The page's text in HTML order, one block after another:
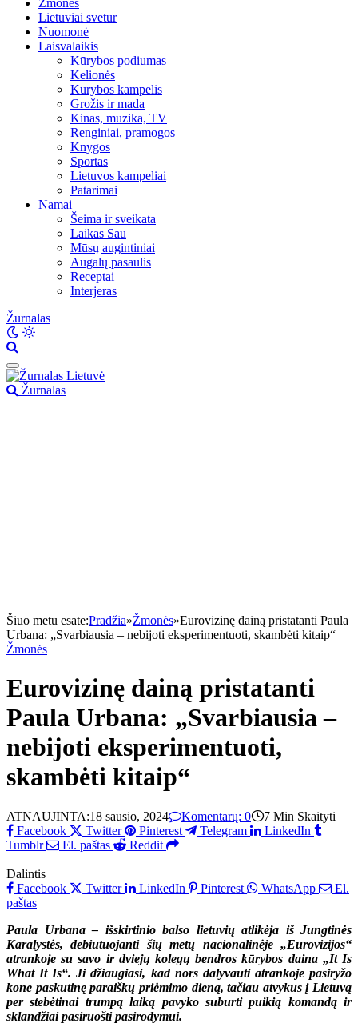
Žmonės
Lietuviai svetur
Nuomonė
Laisvalaikis
Kūrybos podiumas
Kelionės
Kūrybos kampelis
Grožis ir mada
Kinas, muzika, TV
Renginiai, pramogos
Knygos
Sportas
Lietuvos kampeliai
Patarimai
Namai
Šeima ir sveikata
Laikas Sau
Mūsų augintiniai
Augalų pasaulis
Receptai
Interjeras
Žurnalas
Žurnalas
Šiuo metu esate:Pradžia»Žmonės»Eurovizinę dainą pristatanti Paula
Urbana: „Svarbiausia – nebijoti eksperimentuoti, skambėti kitaip“
Žmonės
Eurovizinę dainą pristatanti
Paula Urbana: „Svarbiausia –
nebijoti eksperimentuoti,
skambėti kitaip“
ATNAUJINTA:18 sausio, 2024 Komentarų: 0
7 Min Skaityti
Facebook
Twitter Pinterest Telegram
LinkedIn
Tumblr
El. paštas Reddit
Dalintis
Facebook
Twitter LinkedIn Pinterest WhatsApp
El.
paštas
Paula Urbana – išskirtinio balso lietuvių atlikėja iš Jungtinės
Karalystės, debiutuojanti šių metų nacionalinėje „Eurovizijos“
atrankoje su savo ir dviejų kolegų bendros kūrybos daina „It Is
What It Is“. Ji džiaugiasi, kad nors dalyvauti atrankoje pasiryžo
kone paskutinę paraiškų priėmimo dieną, tačiau atvykus į Lietuvą
per stebėtinai trumpą laiką pavyko suburti puikią komandą ir
sklandžiai pasiruošti pasirodymui.